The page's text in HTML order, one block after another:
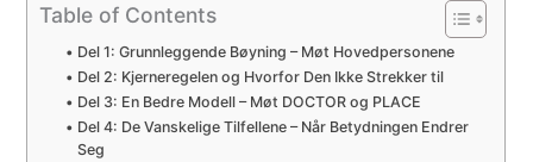
Table of Contents
Del 1: Grunnleggende Bøyning – Møt Hovedpersonene
Del 2: Kjerneregelen og Hvorfor Den Ikke Strekker til
Del 3: En Bedre Modell – Møt DOCTOR og PLACE
Del 4: De Vanskelige Tilfellene – Når Betydningen Endrer
Seg